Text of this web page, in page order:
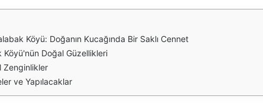
Köyü: Doğanın Kucağında Bir Saklı Cennet
Köyü'nün Doğal Güzellikleri
Zenginlikler
ve Yapılacaklar